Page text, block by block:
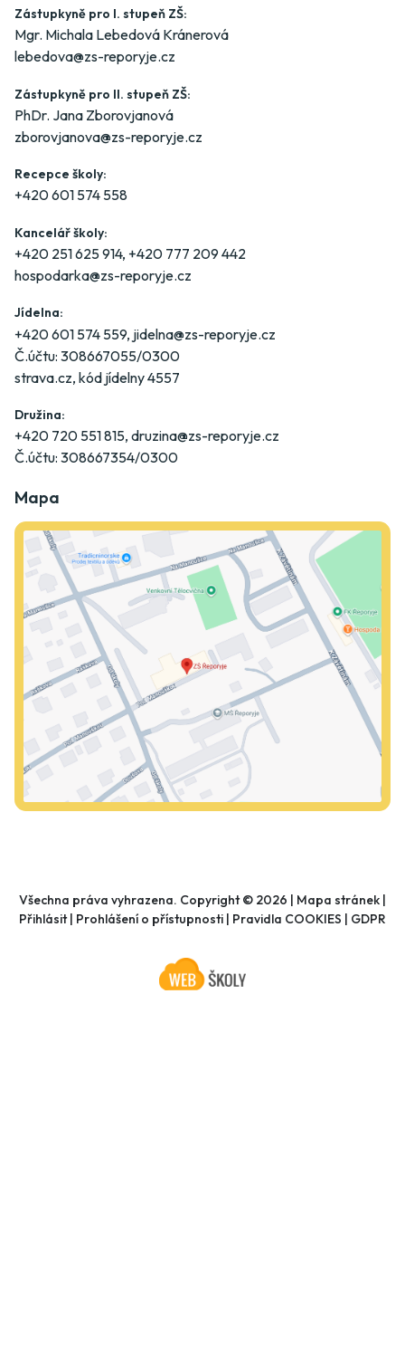
Zástupkyně pro I. stupeň ZŠ:
Mgr. Michala Lebedová Kránerová
lebedova@zs-reporyje.cz
Zástupkyně pro II. stupeň ZŠ:
PhDr. Jana Zborovjanová
zborovjanova@zs-reporyje.cz
Recepce školy:
+420 601 574 558
Kancelář školy:
+420 251 625 914, +420 777 209 442
hospodarka@zs-reporyje.cz
Jídelna:
+420 601 574 559, jidelna@zs-reporyje.cz
Č.účtu: 308667055/0300
strava.cz, kód jídelny 4557
Družina:
+420 720 551 815, druzina@zs-reporyje.cz
Č.účtu: 308667354/0300
Mapa
Všechna práva vyhrazena. Copyright © 2026 | Mapa stránek |
Přihlásit| Prohlášení o přístupnosti | Pravidla COOKIES | GDPR